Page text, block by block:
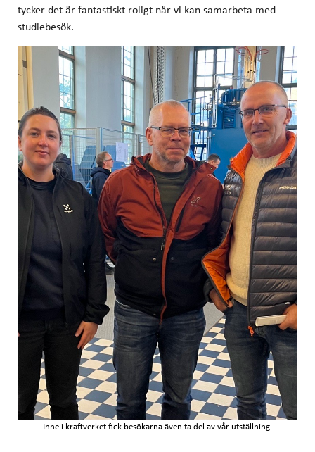
tycker det är fantastiskt roligt när vi kan samarbeta med
studiebesök.
Inne i kraftverket fick besökarna även ta del av vår utställning.